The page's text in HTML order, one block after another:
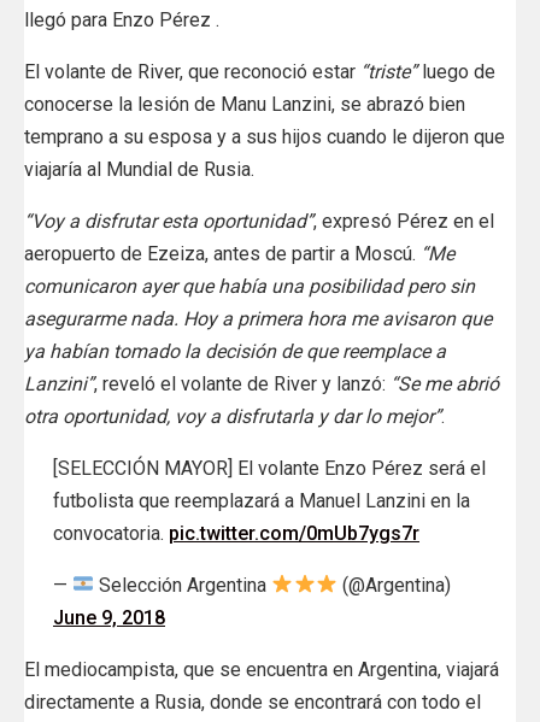
llegó para Enzo Pérez .
El volante de River, que reconoció estar “triste”luego de
conocerse la lesión de Manu Lanzini, se abrazó bien
temprano a su esposa y a sus hijos cuando le dijeron que
viajaría al Mundial de Rusia.
“Voy a disfrutar esta oportunidad”, expresó Pérez en el
aeropuerto de Ezeiza, antes de partir a Moscú. “Me
comunicaron ayer que había una posibilidad pero sin
asegurarme nada. Hoy a primera hora me avisaron que
ya habían tomado la decisión de que reemplace a
Lanzini”, reveló el volante de River y lanzó: “Se me abrió
otra oportunidad, voy a disfrutarla y dar lo mejor”.
[SELECCIÓN MAYOR] El volante Enzo Pérez será el
futbolista que reemplazará a Manuel Lanzini en la
convocatoria. pic.twitter.com/0mUb7ygs7r
— Selección Argentina
(@Argentina)
June 9, 2018
El mediocampista, que se encuentra en Argentina, viajará
directamente a Rusia, donde se encontrará con todo el